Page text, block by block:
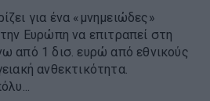
για ένα «μνημειώδες»
Ευρώπη να επιτραπεί στη
από 1 δισ. ευρώ από εθνικούς
ανθεκτικότητα.